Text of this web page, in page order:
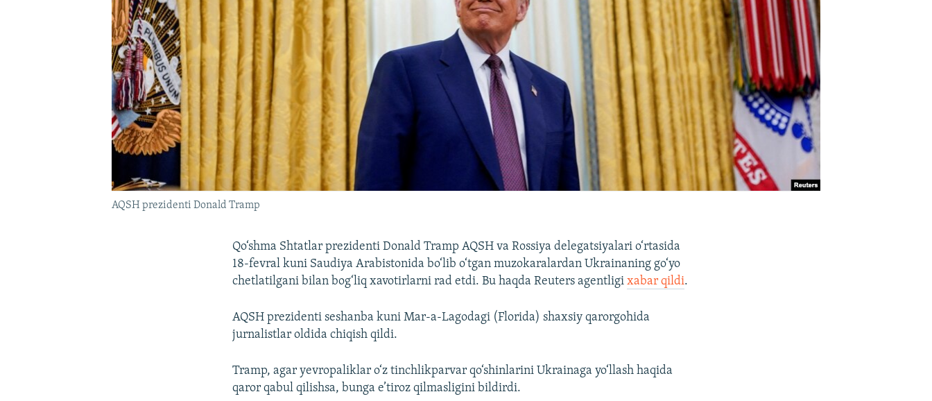
AQSH prezidenti Donald Tramp
Qo‘shma Shtatlar prezidenti Donald Tramp AQSH va Rossiya delegatsiyalari o‘rtasida
18-fevral kuni Saudiya Arabistonida bo‘lib o‘tgan muzokaralardan Ukrainaning go‘yo
chetlatilgani bilan bog‘liq xavotirlarni rad etdi. Bu haqda Reuters agentligixabar qildi.
AQSH prezidenti seshanba kuni Mar-a-Lagodagi (Florida) shaxsiy qarorgohida
jurnalistlar oldida chiqish qildi.
Tramp, agar yevropaliklar o‘z tinchlikparvar qo‘shinlarini Ukrainaga yo‘llash haqida
qaror qabul qilishsa, bunga e’tiroz qilmasligini bildirdi.